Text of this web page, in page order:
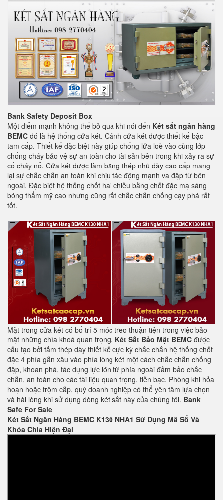
Bank Safety Deposit Box
Một điểm mạnh không thể bỏ qua khi nói đến Két sắt ngân hàng
BEMC đó là hệ thống cửa két. Cánh cửa két được thiết kế bậc
tam cấp. Thiết kế đặc biệt này giúp chống lửa loè vào cùng lớp
chống cháy bảo vệ sự an toàn cho tài sản bên trong khi xảy ra sự
cố cháy nổ. Cửa két được làm bằng thép nhũ dày cao cấp mang
lại sự chắc chắn an toàn khi chịu tác động mạnh va đập từ bên
ngoài. Đặc biệt hệ thống chốt hai chiều bằng chốt đặc mạ sáng
bóng thẩm mỹ cao nhưng cũng rất chắc chắn chống cạy phá rất
tốt.
Mặt trong cửa két có bố trí 5 móc treo thuận tiện trong việc bảo
mật những chìa khoá quan trọng. Két Sắt Bảo Mật BEMC được
cấu tạo bởi tấm thép dày thiết kế cực kỳ chắc chắn hệ thống chốt
đặc 4 phía gắn xâu vào phía lòng két một cách chắc chắn chống
đập, khoan phá, tác dụng lực lớn từ phía ngoài đảm bảo chắc
chắn, an toàn cho các tài liệu quan trọng, tiền bạc. Phòng khi hỏa
hoạn hoặc trộm cắp, quý doanh nghiệp có thể yên tâm lựa chọn
và hài lòng khi sử dụng dòng két sắt này của chúng tôi. Bank
Safe For Sale
Két Sắt Ngân Hàng BEMC K130 NHA1 Sử Dụng Mã Số Và
Khóa Chìa Hiện Đại